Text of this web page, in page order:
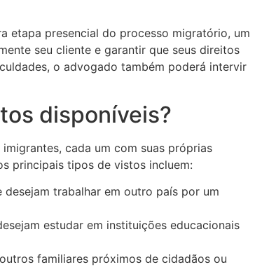
etapa presencial do processo migratório, um
seu cliente e garantir que seus direitos
o advogado também poderá intervir
disponíveis?
cada um com suas próprias
principais tipos de vistos incluem:
trabalhar em outro país por um
estudar em instituições educacionais
familiares próximos de cidadãos ou